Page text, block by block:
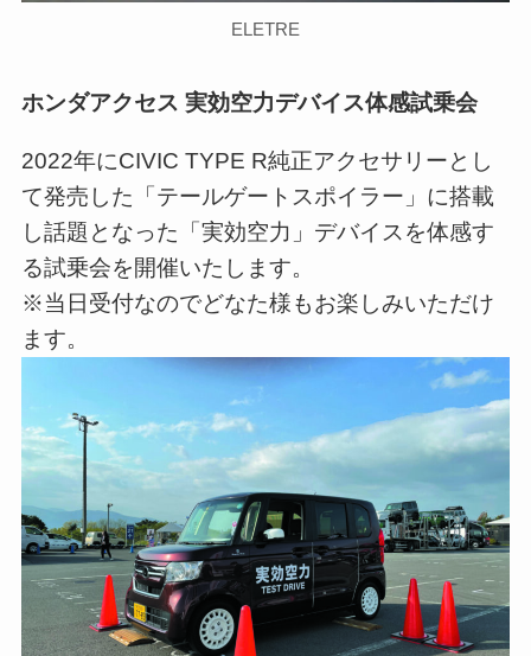
ELETRE
ホンダアクセス 実効空力デバイス体感試乗会
2022年にCIVIC TYPE R純正アクセサリーとし
て発売した「テールゲートスポイラー」に搭載
し話題となった「実効空力」デバイスを体感す
る試乗会を開催いたします。
※当日受付なのでどなた様もお楽しみいただけ
ます。